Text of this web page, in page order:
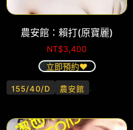
農安館：賴打(原寶麗)
NT$3,400
立即預約❤️
155/40/D 農安館 .